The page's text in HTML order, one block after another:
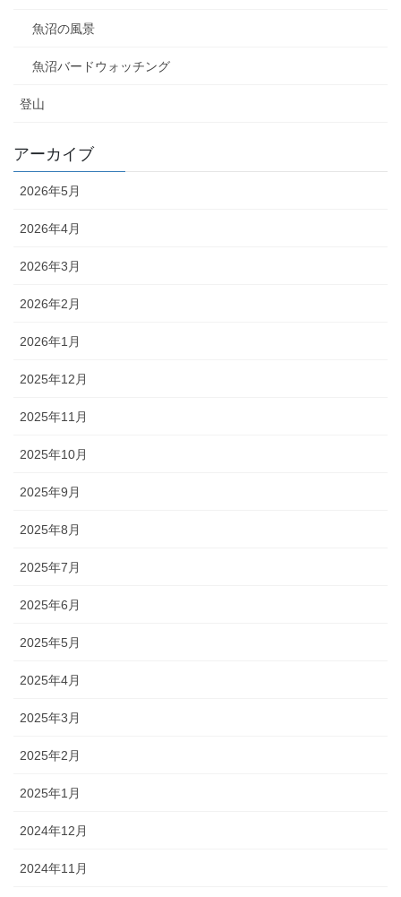
魚沼の風景
魚沼バードウォッチング
登山
アーカイブ
2026年5月
2026年4月
2026年3月
2026年2月
2026年1月
2025年12月
2025年11月
2025年10月
2025年9月
2025年8月
2025年7月
2025年6月
2025年5月
2025年4月
2025年3月
2025年2月
2025年1月
2024年12月
2024年11月